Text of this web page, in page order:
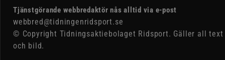
Tjänstgörande webbredaktör nås alltid via e-post
webbred@tidningenridsport.se
© Copyright Tidningsaktiebolaget Ridsport. Gäller all text
och bild.